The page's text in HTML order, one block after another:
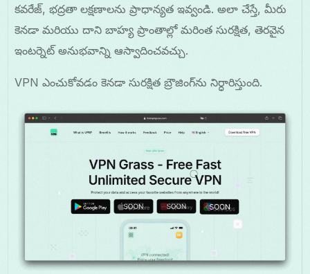
కవరేజ్, భద్రతా లక్షణాలను ప్రాధాన్యత ఇవ్వండి. అలా చేస్తే, మీరు
కెనడా మరియు దాని బాహ్య ప్రాంతాల్లో మరింత సురక్షిత, తెరవైన
ఇంటర్నెట్ అనుభవాన్ని ఆస్వాదించవచ్చు.
VPN ఎంచుకోవడం కెనడా సురక్షిత బ్రౌజింగ్‌ను నిర్ధారిస్తుంది.